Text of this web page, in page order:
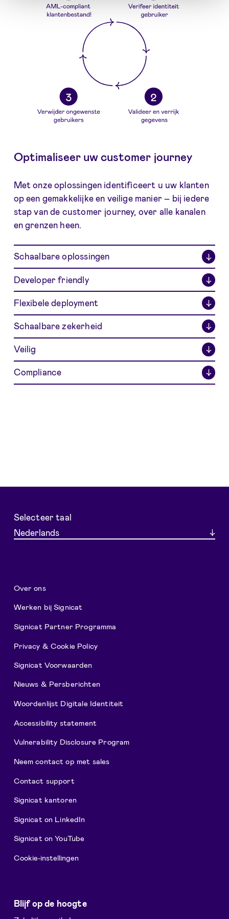
Optimaliseer uw customer journey
Met onze oplossingen identificeert u uw klanten
op een gemakkelijke en veilige manier – bij iedere
stap van de customer journey, over alle kanalen
en grenzen heen.
Schaalbare oplossingen ↓
Developer friendly ↓
Flexibele deployment ↓
Schaalbare zekerheid ↓
Veilig ↓
Compliance ↓
Selecteer taal
Nederlands
Over ons
Werken bij Signicat
Signicat Partner Programma
Privacy & Cookie Policy
Signicat Voorwaarden
Nieuws & Persberichten
Woordenlijst Digitale Identiteit
Accessibility statement
Vulnerability Disclosure Program
Neem contact op met sales
Contact support
Signicat kantoren
Signicat on LinkedIn
Signicat on YouTube
Cookie-instellingen
Blijf op de hoogte